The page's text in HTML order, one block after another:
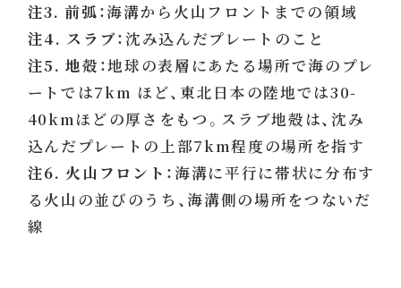
注3. 前弧：海溝から火山フロントまでの領域
注4. スラブ：沈み込んだプレートのこと
注5. 地殻：地球の表層にあたる場所で海のプレ
ートでは7km ほど、東北日本の陸地では30-
40kmほどの厚さをもつ。スラブ地殻は、沈み
込んだプレートの上部7km程度の場所を指す
注6. 火山フロント： 海溝に平行に帯状に分布す
る火山の並びのうち、海溝側の場所をつないだ
線